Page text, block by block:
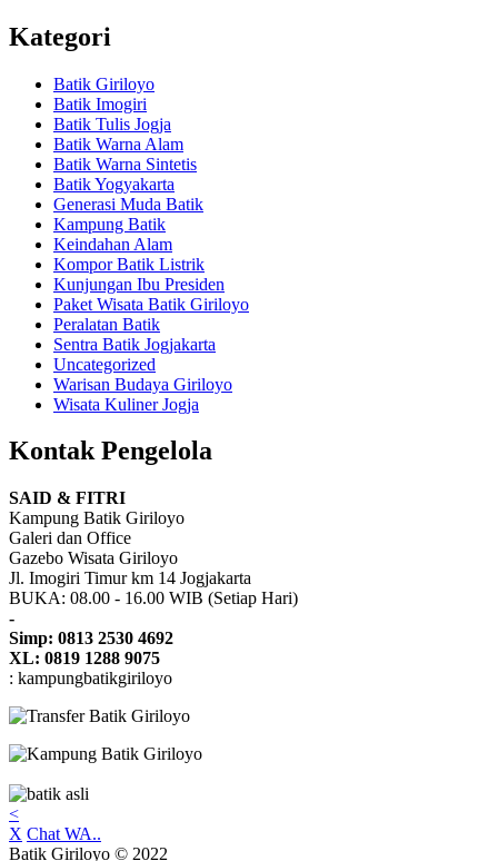
Kategori
Batik Giriloyo
Batik Imogiri
Batik Tulis Jogja
Batik Warna Alam
Batik Warna Sintetis
Batik Yogyakarta
Generasi Muda Batik
Kampung Batik
Keindahan Alam
Kompor Batik Listrik
Kunjungan Ibu Presiden
Paket Wisata Batik Giriloyo
Peralatan Batik
Sentra Batik Jogjakarta
Uncategorized
Warisan Budaya Giriloyo
Wisata Kuliner Jogja
Kontak Pengelola
SAID & FITRI
Kampung Batik Giriloyo
Galeri dan Office
Gazebo Wisata Giriloyo
Jl. Imogiri Timur km 14 Jogjakarta
BUKA: 08.00 - 16.00 WIB (Setiap Hari)
-
Simp: 0813 2530 4692
XL: 0819 1288 9075
: kampungbatikgiriloyo
<
X Chat WA..
Batik Giriloyo © 2022